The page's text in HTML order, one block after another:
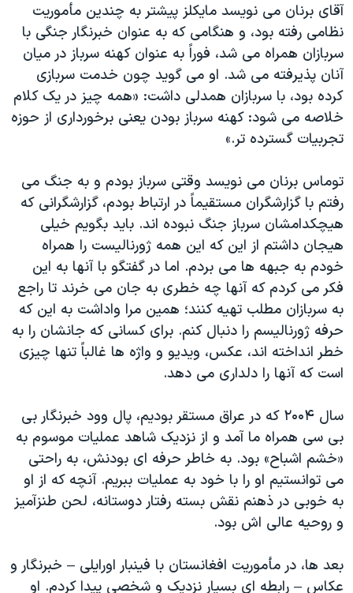
آقای برنان می نویسد مایکلز پیشتر به چندین مأموریت
نظامی رفته بود، و هنگامی که به عنوان خبرنگار جنگی با
سربازان همراه می شد، فوراً به عنوان کهنه سرباز در میان
آنان پذیرفته می شد. او می گوید چون خدمت سربازی
کرده بود، با سربازان همدلی داشت: «همه چیز در یک کلام
خلاصه می شود: کهنه سرباز بودن یعنی برخورداری از حوزه
تجربیات گسترده تر.»
توماس برنان می نویسد وقتی سرباز بودم و به جنگ می
رفتم با گزارشگران مستقیماً در ارتباط بودم، گزارشگرانی که
هیچکدامشان سرباز جنگ نبوده اند. باید بگویم خیلی
هیجان داشتم از این که این همه ژورنالیست را همراه
خودم به جبهه ها می بردم. اما در گفتگو با آنها به این
فکر می کردم که آنها چه خطری به جان می خرند تا راجع
به سربازان مطلب تهیه کنند؛ همین مرا واداشت به این که
حرفه ژورنالیسم را دنبال کنم. برای کسانی که جانشان را به
خطر انداخته اند، عکس، ویدیو و واژه ها غالباً تنها چیزی
است که آنها را دلداری می دهد.
سال ۲۰۰۴ که در عراق مستقر بودیم، پال وود خبرنگار بی
بی سی همراه ما آمد و از نزدیک شاهد عملیات موسوم به
«خشم اشباح» بود. به خاطر حرفه ای بودنش، به راحتی
می توانستیم او را با خود به عملیات ببریم. آنچه که از او
به خوبی در ذهنم نقش بسته رفتار دوستانه، لحن طنزآمیز
و روحیه عالی اش بود.
بعد ها، در مأموریت افغانستان با فینبار اورایلی – خبرنگار و
عکاس – رابطه ای بسیار نزدیک و شخصی پیدا کردم. او